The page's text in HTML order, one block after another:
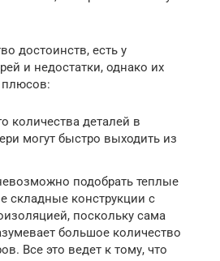
достоинств, есть у
и недостатки, однако их
количества деталей в
могут быстро выходить из
подобрать теплые
складные конструкции с
поскольку сама
большое количество
Все это ведет к тому, что